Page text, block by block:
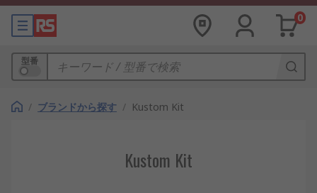
0
型番
/ ブランドから探す / Kustom Kit
Kustom Kit